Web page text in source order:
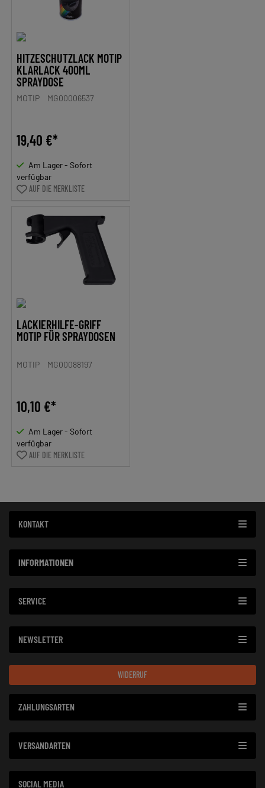
HITZESCHUTZLACK MOTIP
KLARLACK 400ML
SPRAYDOSE
MOTIP MG00006537
19,40 €*
Am Lager - Sofort
verfügbar
AUF DIE MERKLISTE
LACKIERHILFE-GRIFF
MOTIP FÜR SPRAYDOSEN
MOTIP MG00088197
10,10 €*
Am Lager - Sofort
verfügbar
AUF DIE MERKLISTE
KONTAKT
INFORMATIONEN
SERVICE
NEWSLETTER
WIDERRUF
ZAHLUNGSARTEN
VERSANDARTEN
SOCIAL MEDIA